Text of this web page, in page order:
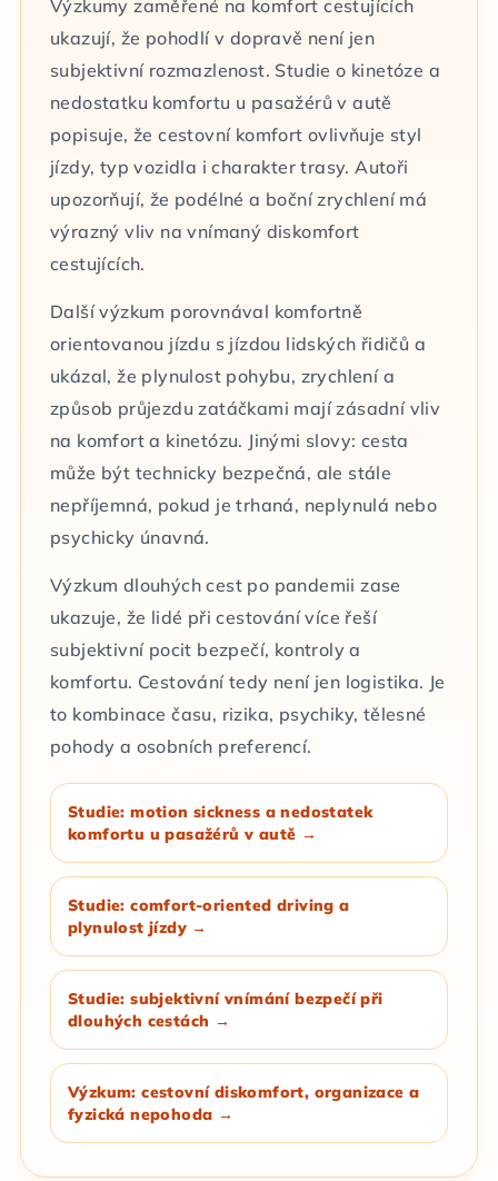
Výzkumy zaměřené na komfort cestujících
ukazují, že pohodlí v dopravě není jen
subjektivní rozmazlenost. Studie o kinetóze a
nedostatku komfortu u pasažérů v autě
popisuje, že cestovní komfort ovlivňuje styl
jízdy, typ vozidla i charakter trasy. Autoři
upozorňují, že podélné a boční zrychlení má
výrazný vliv na vnímaný diskomfort
cestujících.
Další výzkum porovnával komfortně
orientovanou jízdu s jízdou lidských řidičů a
ukázal, že plynulost pohybu, zrychlení a
způsob průjezdu zatáčkami mají zásadní vliv
na komfort a kinetózu. Jinými slovy: cesta
může být technicky bezpečná, ale stále
nepříjemná, pokud je trhaná, neplynulá nebo
psychicky únavná.
Výzkum dlouhých cest po pandemii zase
ukazuje, že lidé při cestování více řeší
subjektivní pocit bezpečí, kontroly a
komfortu. Cestování tedy není jen logistika. Je
to kombinace času, rizika, psychiky, tělesné
pohody a osobních preferencí.
Studie: motion sickness a nedostatek
komfortu u pasažérů v autě →
Studie: comfort-oriented driving a
plynulost jízdy →
Studie: subjektivní vnímání bezpečí při
dlouhých cestách →
Výzkum: cestovní diskomfort, organizace a
fyzická nepohoda →